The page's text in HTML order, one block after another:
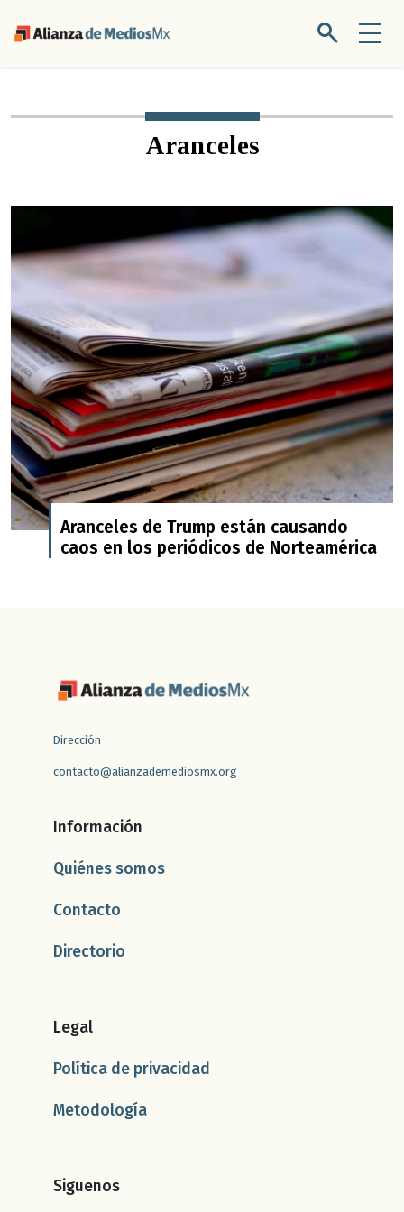
Aranceles
Aranceles de Trump están causando
caos en los periódicos de Norteamérica
Dirección
contacto@alianzademediosmx.org
Información
Quiénes somos
Contacto
Directorio
Legal
Política de privacidad
Metodología
Siguenos